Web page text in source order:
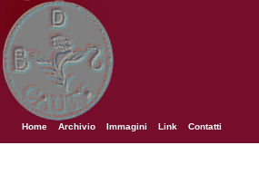
Home Archivio Immagini Link Contatti